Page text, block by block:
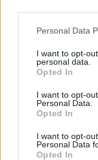
Please note that
not limited to your
grant or deny
use your data for
consent section.
Personal Data
I want to opt-
personal data.
Opted In
I want to opt-
Personal Data.
Opted In
I want to opt-
Personal Data
Opted In
δημιουργούν
Δείτε και αυτά
Εύκολες ιδέες
αποχρώσεις στη